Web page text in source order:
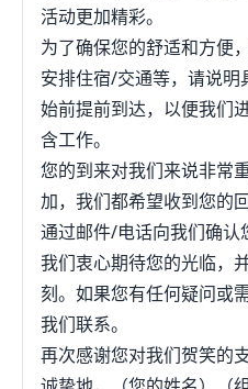
活动更加精彩。
为了确保您的舒适和方便
安排住宿/交通等，请说
始前提前到达，以便我们
含工作。
您的到来对我们来说非常
加，我们都希望收到您的
通过邮件/电话向我们确认
我们衷心期待您的光临，
刻。如果您有任何疑问或
我们联系。
再次感谢您对我们贺笑的